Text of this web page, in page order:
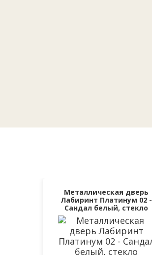
Металлическая дверь
Лабиринт Платинум 02 -
Сандал белый, стекло